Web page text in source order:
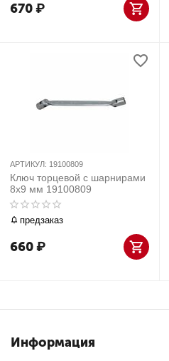
670₽
АРТИКУЛ: 19100809
Ключ торцевой с шарнирами
8x9 мм 19100809
предзаказ
660₽
Информация